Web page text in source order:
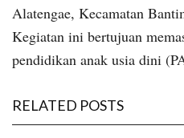
Alatengae, Kecamatan
Kegiatan ini bertujuan
pendidikan anak usia dini
RELATED POSTS